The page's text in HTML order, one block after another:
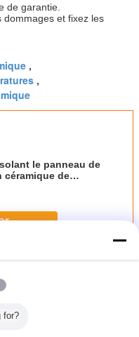
de garantie.
dommages et fixez les
,
,
le panneau de
céramique de
for?